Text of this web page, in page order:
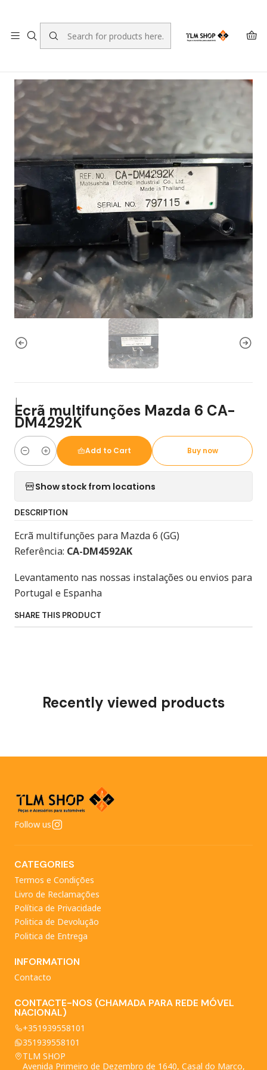
Home LOJA ONLINE Sistema Eléctrico e Electrónico
Ecrã multifunções Mazda 6 CA-DM4292K
|
Ecrã multifunções Mazda 6 CA-
DM4292K
Quantity
Add to Cart Buy now
Show stock from locations
DESCRIPTION
Ecrã multifunções para Mazda 6 (GG)
Referência: CA-DM4592AK
Levantamento nas nossas instalações ou envios para
Portugal e Espanha
SHARE THIS PRODUCT
Recently viewed products
Follow us
CATEGORIES
Termos e Condições
Livro de Reclamações
Política de Privacidade
Politica de Devolução
Politica de Entrega
INFORMATION
Contacto
CONTACTE-NOS (CHAMADA PARA REDE MÓVEL
NACIONAL)
+351939558101
351939558101
TLM SHOP
Avenida Primeiro de Dezembro de 1640, Casal do Marco,